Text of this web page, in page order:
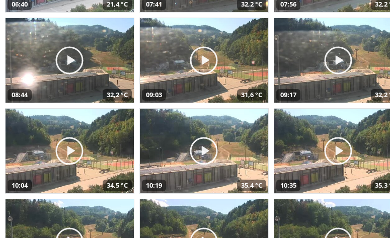
06:40 21,4 °C 07:41 32,2 °C 07:56 32,2
08:44 32,2 °C 09:03 31,6 °C 09:17 32,2
10:04 34,5 °C 10:19 35,4 °C 10:35 35,3